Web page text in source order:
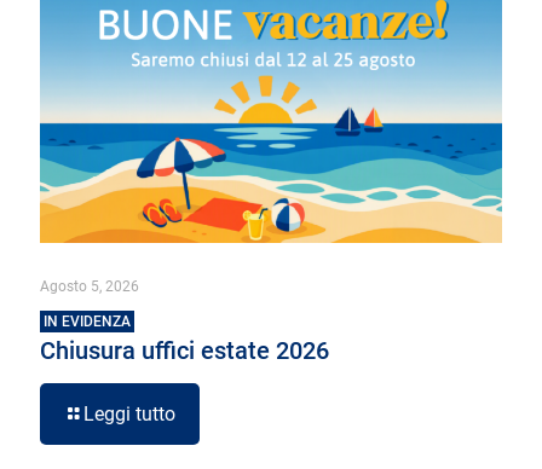
Agosto 5, 2026
IN EVIDENZA
Chiusura uffici estate 2026
Leggi tutto